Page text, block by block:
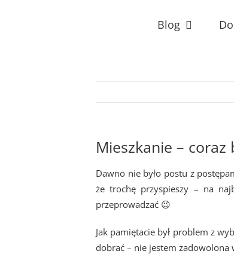
Blog
Mieszkanie – coraz
Dawno nie było postu z
że trochę przyspieszy – na
przeprowadzać 😉
Jak pamiętacie był problem z
dobrać – nie jestem zadowolona